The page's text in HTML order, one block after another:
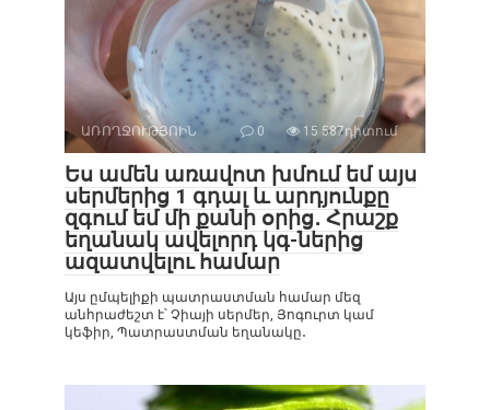
ԱՌՈՂՋՈՒԹՅՈԻՆ 0 15 587դիտում
Ես ամեն առավոտ խմում եմ այս
սերմերից 1 գդալ և արդյունքը
զգում եմ մի քանի օրից․ Հրաշք
եղանակ ավելորդ կգ-ներից
ազատվելու համար
Այս ըմպելիքի պատրաստման համար մեզ
անհրաժեշտ է՝ Չիայի սերմեր, Յոգուրտ կամ
կեֆիր, Պատրաստման եղանակը․